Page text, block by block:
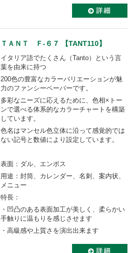
ＴＡＮＴ Ｆ-６７ 【TANT110】
イタリア語でたくさん（Tanto）という言
葉を由来に持つ
200色の豊富なカラーバリエーションが魅
力のファンシーペーパーです。
多彩なニーズに応えるために、色相×トー
ンで選べる体系的なカラーチャートを構築
しています。
色名はマンセル色立体に沿って感覚的では
ない記号と数値により設定しています。
表面：ダル、エンボス
用途：封筒、カレンダー、名刺、案内状、
メニュー
特長：
・凹凸のある表面加工が美しく、柔らかい
手触りに温もりを感じさせます
・高級感や上質さを演出出来ます